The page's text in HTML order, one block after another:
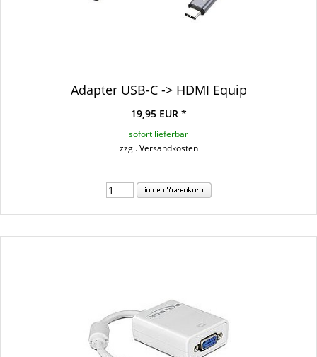
Adapter USB-C -> HDMI Equip
19,95 EUR *
sofort lieferbar
zzgl. Versandkosten